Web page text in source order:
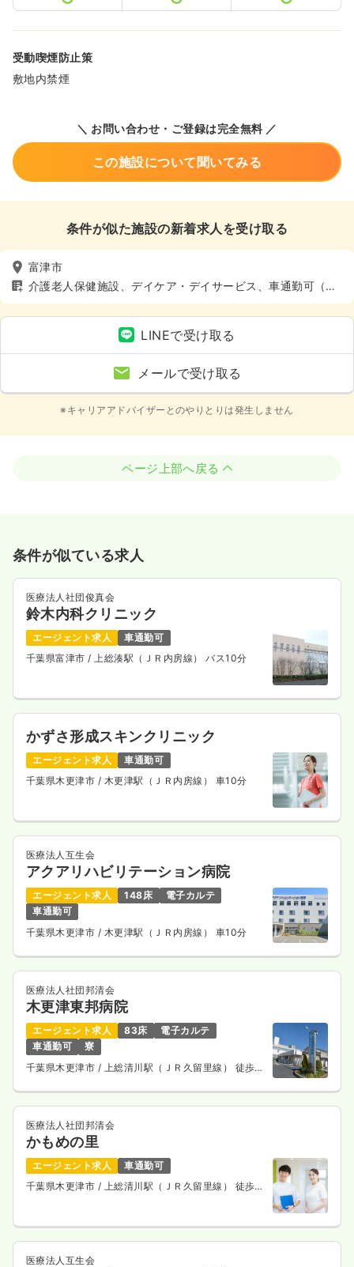
受動喫煙防止策
敷地内禁煙
＼ お問い合わせ・ご登録は完全無料 ／
この施設について聞いてみる
条件が似た施設の新着求人を受け取る
富津市
介護老人保健施設、デイケア・デイサービス、車通勤可（駐
車場有）、寮あり、託児所あり
LINEで受け取る
メールで受け取る
※キャリアアドバイザーとのやりとりは発生しません
ページ上部へ戻る
条件が似ている求人
医療法人社団俊真会
鈴木内科クリニック
エージェント求人
車通勤可
千葉県富津市/ 上総湊駅（ＪＲ内房線） バス10分
かずさ形成スキンクリニック
エージェント求人
車通勤可
千葉県木更津市 / 木更津駅（ＪＲ内房線） 車10分
医療法人互生会
アクアリハビリテーション病院
エージェント求人 148床
電子カルテ
車通勤可
千葉県木更津市 / 木更津駅（ＪＲ内房線） 車10分
医療法人社団邦清会
木更津東邦病院
エージェント求人 83床
電子カルテ
車通勤可
寮
千葉県木更津市 / 上総清川駅（ＪＲ久留里線） 徒歩2
医療法人社団邦清会
かもめの里
エージェント求人
車通勤可
千葉県木更津市 / 上総清川駅（ＪＲ久留里線） 徒歩8
医療法人互生会